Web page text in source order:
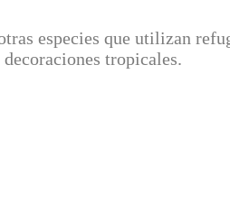
especies que utilizan
tropicales.